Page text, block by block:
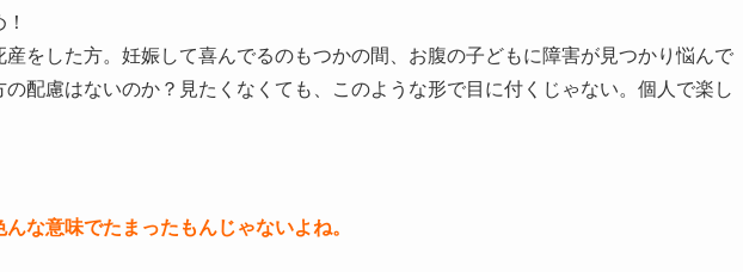
をした方。妊娠して喜んでるのもつかの間、お腹の子どもに障害が見つかり悩んで
配慮はないのか？見たくなくても、このような形で目に付くじゃない。個人で楽し
な意味でたまったもんじゃないよね。